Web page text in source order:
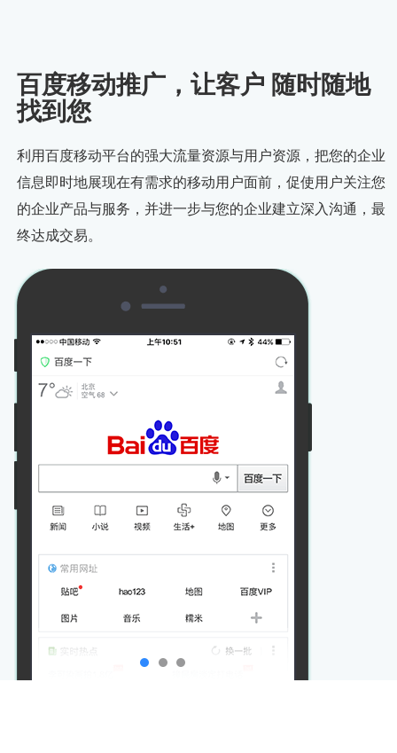
百度移动推广，让客户 随时随地
找到您
利用百度移动平台的强大流量资源与用户资源，把您的企业
信息即时地展现在有需求的移动用户面前，促使用户关注您
的企业产品与服务，并进一步与您的企业建立深入沟通，最
终达成交易。